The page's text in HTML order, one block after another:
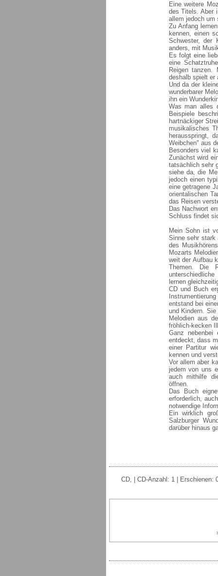
Eine weitere
des Titels. Aber
allem jedoch um
Zu Anfang
kennen, einen
Schwester, der
anders, mit
Es folgt eine
eine
Reigen tanzen.
deshalb spielt er
Und da der
wunderbarer
ihn ein
Was man alles
Beispiele
hartnäckiger
musikalisches
herausspringt,
Weibchen" aus
Besonders viel
Zunächst wird
tatsächlich sehr
siehe da, die
jedoch einen
eine getragene
orientalischen
das Reisen
Das Nachwort
Schluss findet
Mein Sohn ist
Sinne sehr stark
des
Mozarts
weit der Aufbau
Themen. Die
lernen
CD und Buch
entstand bei
und Kindern.
Melodien aus
fröhlich-kecken
Ganz
entdeckt, dass
einer Partitur
kennen und
Vor allem aber
jedem von uns
auch mithilfe
öffnen.
Das Buch
erforderlich,
notwendige
Ein wirklich
Salzburger
darüber hinaus
CD, | CD-Anzahl: 1 | Erschienen: